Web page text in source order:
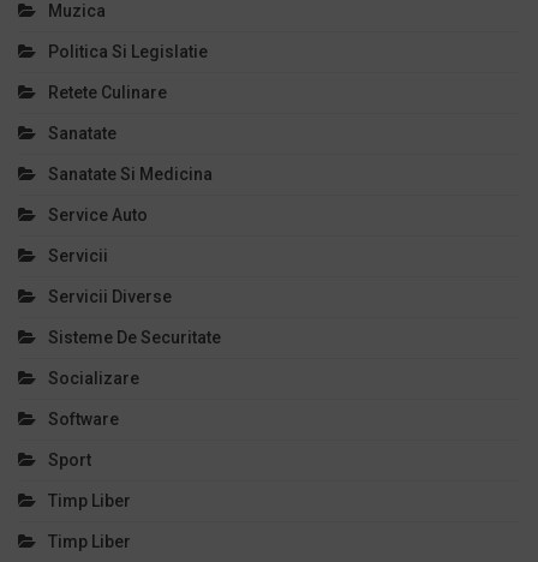
Muzica
Politica Si Legislatie
Retete Culinare
Sanatate
Sanatate Si Medicina
Service Auto
Servicii
Servicii Diverse
Sisteme De Securitate
Socializare
Software
Sport
Timp Liber
Timp Liber